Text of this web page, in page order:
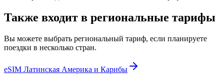
Также входит в региональные тарифы
Вы можете выбрать региональный тариф, если планируете
поездки в несколько стран.
eSIM Латинская Америка и Карибы